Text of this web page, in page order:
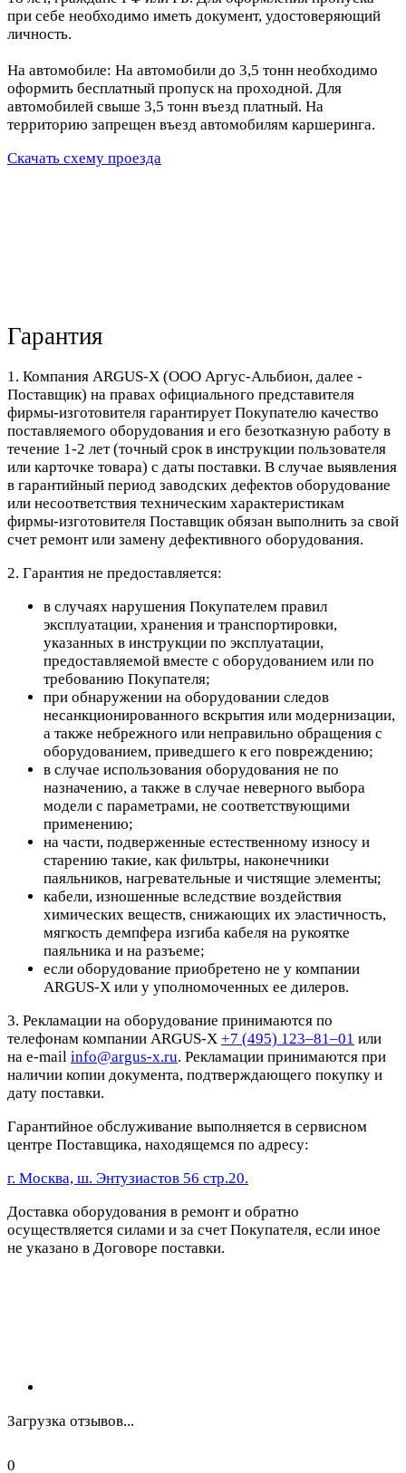
при себе необходимо иметь документ, удостоверяющий
личность.
На автомобиле: На автомобили до 3,5 тонн необходимо
оформить бесплатный пропуск на проходной. Для
автомобилей свыше 3,5 тонн въезд платный. На
территорию запрещен въезд автомобилям каршеринга.
Скачать схему проезда
Гарантия
1. Компания ARGUS-X (ООО Аргус-Альбион, далее -
Поставщик) на правах официального представителя
фирмы-изготовителя гарантирует Покупателю качество
поставляемого оборудования и его безотказную работу в
течение 1-2 лет (точный срок в инструкции пользователя
или карточке товара) с даты поставки. В случае выявления
в гарантийный период заводских дефектов оборудование
или несоответствия техническим характеристикам
фирмы-изготовителя Поставщик обязан выполнить за свой
счет ремонт или замену дефективного оборудования.
2. Гарантия не предоставляется:
в случаях нарушения Покупателем правил
эксплуатации, хранения и транспортировки,
указанных в инструкции по эксплуатации,
предоставляемой вместе с оборудованием или по
требованию Покупателя;
при обнаружении на оборудовании следов
несанкционированного вскрытия или модернизации,
а также небрежного или неправильно обращения с
оборудованием, приведшего к его повреждению;
в случае использования оборудования не по
назначению, а также в случае неверного выбора
модели с параметрами, не соответствующими
применению;
на части, подверженные естественному износу и
старению такие, как фильтры, наконечники
паяльников, нагревательные и чистящие элементы;
кабели, изношенные вследствие воздействия
химических веществ, снижающих их эластичность,
мягкость демпфера изгиба кабеля на рукоятке
паяльника и на разъеме;
если оборудование приобретено не у компании
ARGUS-X или у уполномоченных ее дилеров.
3. Рекламации на оборудование принимаются по
телефонам компании ARGUS-X +7 (495) 123–81–01 или
на e-mail info@argus-x.ru. Рекламации принимаются при
наличии копии документа, подтверждающего покупку и
дату поставки.
Гарантийное обслуживание выполняется в сервисном
центре Поставщика, находящемся по адресу:
г. Москва, ш. Энтузиастов 56 стр.20.
Доставка оборудования в ремонт и обратно
осуществляется силами и за счет Покупателя, если иное
не указано в Договоре поставки.
Загрузка отзывов...
0